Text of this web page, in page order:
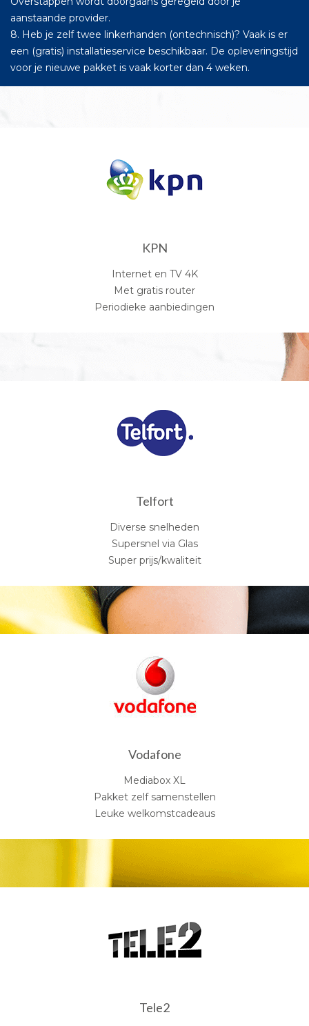
aanstaande provider.
8. Heb je zelf twee linkerhanden (ontechnisch)? Vaak is er
een (gratis) installatieservice beschikbaar. De opleveringstijd
voor je nieuwe pakket is vaak korter dan 4 weken.
KPN
Internet en TV 4K
Met gratis router
Periodieke aanbiedingen
Telfort
Diverse snelheden
Supersnel via Glas
Super prijs/kwaliteit
Vodafone
Mediabox XL
Pakket zelf samenstellen
Leuke welkomstcadeaus
Tele2